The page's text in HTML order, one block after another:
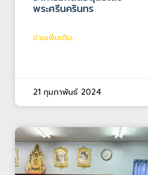
พระศรีนครินทร
อ่านเพิ่มเติม...
21 กุมภาพันธ์ 2024